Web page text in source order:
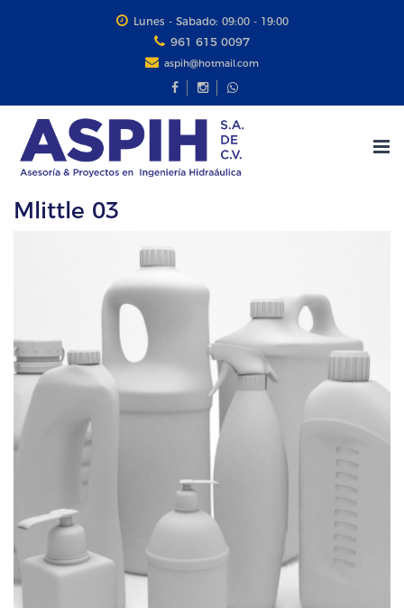
Lunes - Sabado: 09:00 - 19:00
961 615 0097
aspih@hotmail.com
Mlittle 03